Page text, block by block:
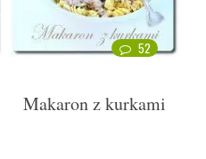
52
Makaron z kurkami